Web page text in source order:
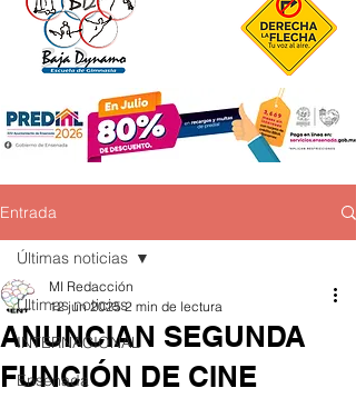
Entrada
Últimas noticias
INTERNACIONAL
Ensenada
Últimas noticias
ANUNCIAN SEGUNDA
FUNCIÓN DE CINE
MI Redacción
12 jun 2025 2 min de lectura